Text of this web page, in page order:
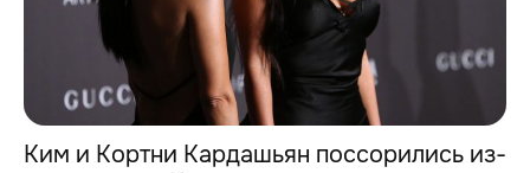
Ким и Кортни Кардашьян поссорились из-